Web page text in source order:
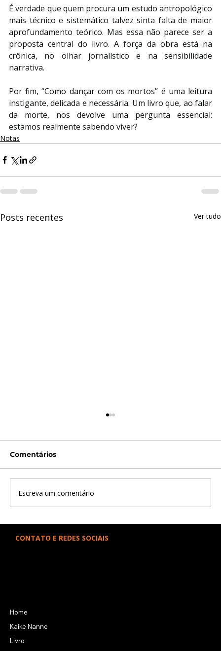
É verdade que quem procura um estudo antropológico
mais técnico e sistemático talvez sinta falta de maior
aprofundamento teórico. Mas essa não parece ser a
proposta central do livro. A força da obra está na
crônica, no olhar jornalístico e na sensibilidade
narrativa.
Por fim, “Como dançar com os mortos” é uma leitura
instigante, delicada e necessária. Um livro que, ao falar
da morte, nos devolve uma pergunta essencial:
estamos realmente sabendo viver?
Notas
Posts recentes Ver tudo
Comentários
Escreva um comentário
CONTATO E REDES SOCIAIS
Home
Kaíke Nanne
Livro